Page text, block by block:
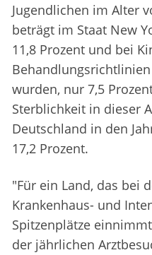
Jugendlichen im Alter
beträgt im Staat New
11,8 Prozent und bei
wurden, nur 7,5
Sterblichkeit in dieser
Deutschland in den
17,2 Prozent.
"Für ein Land, das bei
Krankenhaus- und
Spitzenplätze
der jährlichen